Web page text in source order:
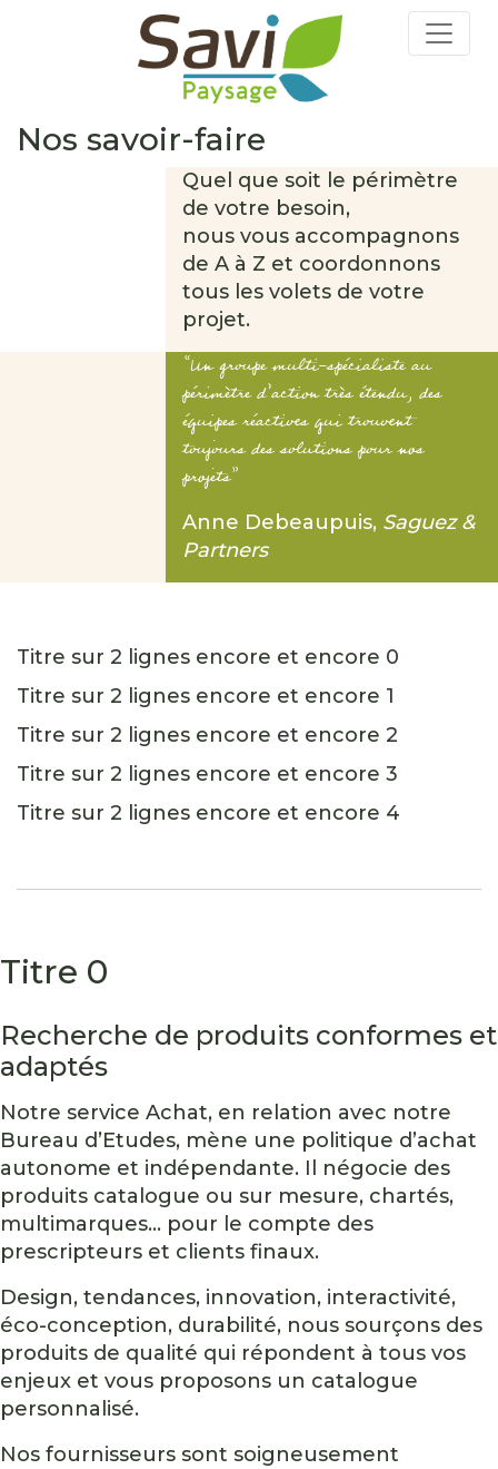
Nos savoir-faire
Quel que soit le périmètre
de votre besoin,
nous vous accompagnons
de A à Z et coordonnons
tous les volets de votre
projet.
“Un groupe multi-spécialiste au
périmètre d’action très étendu, des
équipes réactives qui trouvent
toujours des solutions pour nos
projets”
Anne Debeaupuis, Saguez &
Partners
Titre sur 2 lignes encore et encore 0
Titre sur 2 lignes encore et encore 1
Titre sur 2 lignes encore et encore 2
Titre sur 2 lignes encore et encore 3
Titre sur 2 lignes encore et encore 4
Titre 0
Recherche de produits conformes et
adaptés
Notre service Achat, en relation avec notre
Bureau d’Etudes, mène une politique d’achat
autonome et indépendante. Il négocie des
produits catalogue ou sur mesure, chartés,
multimarques... pour le compte des
prescripteurs et clients finaux.
Design, tendances, innovation, interactivité,
éco-conception, durabilité, nous sourçons des
produits de qualité qui répondent à tous vos
enjeux et vous proposons un catalogue
personnalisé.
Nos fournisseurs sont soigneusement